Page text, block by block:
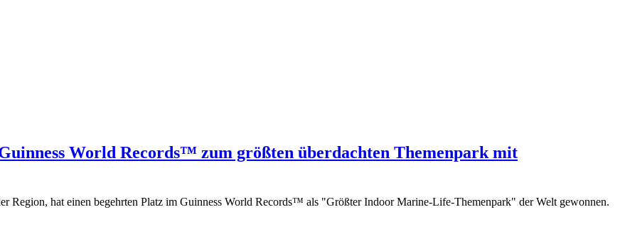
World Records™ zum größten überdachten Themenpark mit
Region, hat einen begehrten Platz im Guinness World Records™ als "Größter Indoor Marine-Life-Themenpark" der Welt gewonnen.